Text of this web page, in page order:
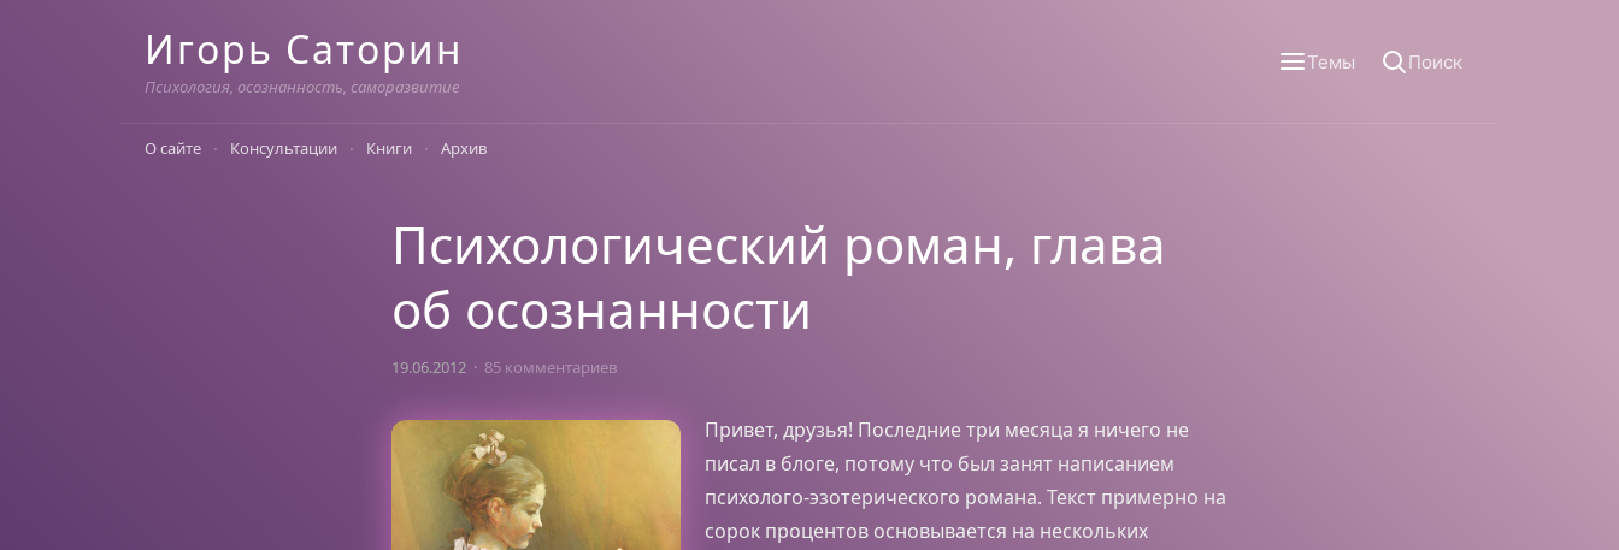
Игорь Саторин
Психология, осознанность, саморазвитие
Темы Поиск
О сайте Консультации Книги Архив
Психологический роман, глава
об осознанности
19.06.2012 85 комментариев
Привет, друзья! Последние три месяца я ничего не
писал в блоге, потому что был занят написанием
психолого-эзотерического романа. Текст примерно на
сорок процентов основывается на нескольких